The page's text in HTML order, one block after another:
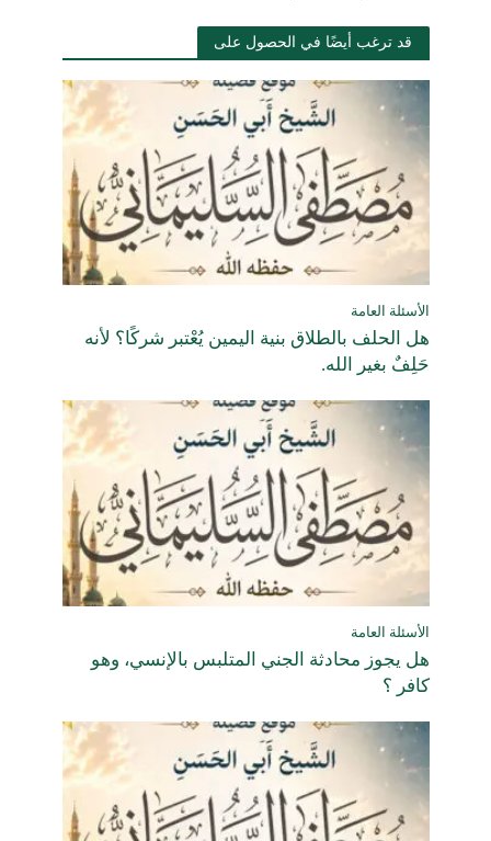
قد ترغب أيضًا في الحصول على
الأسئلة العامة
هل الحلف بالطلاق بنية اليمين يُعْتبر شركًا؟ لأنه
حَلِفٌ بغير الله.
الأسئلة العامة
هل يجوز محادثة الجني المتلبس بالإنسي، وهو
كافر ؟